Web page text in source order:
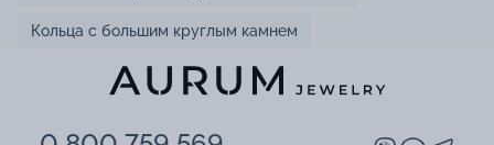
Кольца с большим круглым камнем